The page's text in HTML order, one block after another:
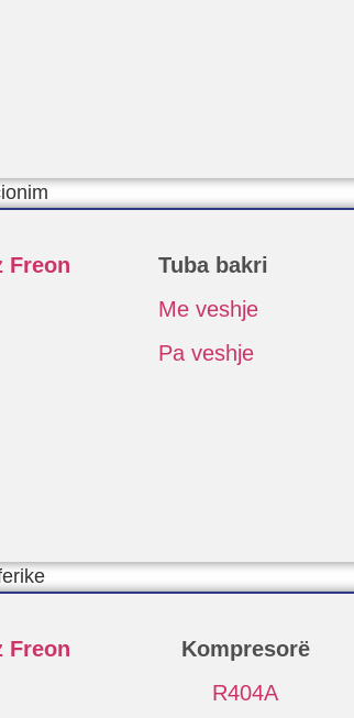
Freon
Tuba bakri
Me veshje
Pa veshje
Freon
Kompresorë
R404A